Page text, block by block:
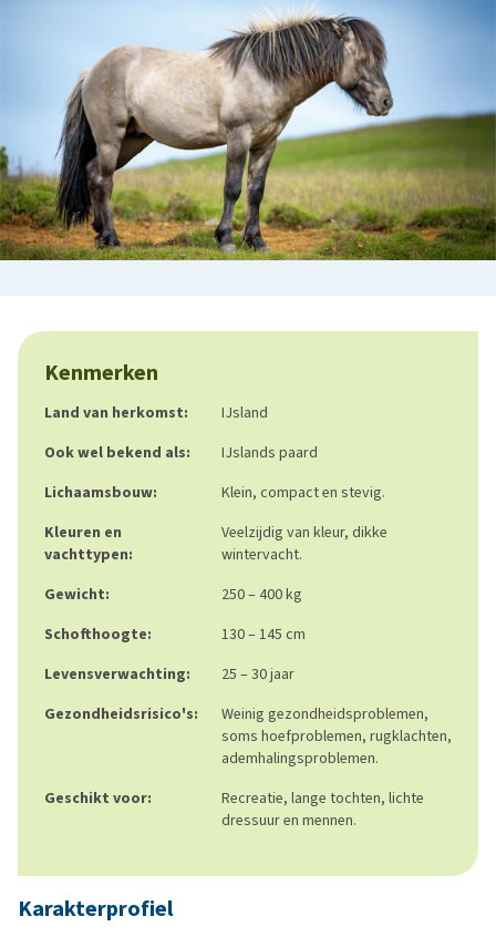
Kenmerken
Land van herkomst:
IJsland
Ook wel bekend als:
IJslands paard
Lichaamsbouw:
Klein, compact en stevig.
Kleuren en
vachttypen:
Veelzijdig van kleur, dikke
wintervacht.
Gewicht:
250 – 400 kg
Schofthoogte:
130 – 145 cm
Levensverwachting:
25 – 30 jaar
Gezondheidsrisico's:
Weinig gezondheidsproblemen,
soms hoefproblemen, rugklachten,
ademhalingsproblemen.
Geschikt voor:
Recreatie, lange tochten, lichte
dressuur en mennen.
Karakterprofiel